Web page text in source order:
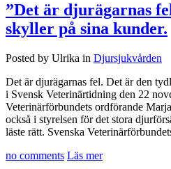
”Det är djurägarnas
skyller på sina kunder.
Posted by Ulrika in Djursjukvården
Det är djurägarnas fel. Det är den
i Svensk Veterinärtidning den 22
Veterinärförbundets ordförande
också i styrelsen för det stora
läste rätt. Svenska
no comments Läs mer